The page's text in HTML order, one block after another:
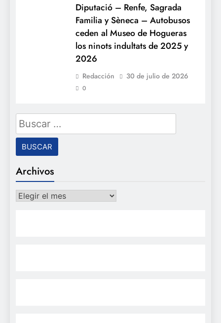
Diputació – Renfe, Sagrada
Familia y Sèneca – Autobusos
ceden al Museo de Hogueras
los ninots indultats de 2025 y
2026
Redacción 30 de julio de 2026
0
Buscar:
Archivos
Archivos